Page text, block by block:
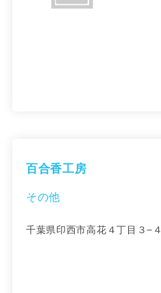
百合香工房
その他
千葉県印西市高花４丁目３−４